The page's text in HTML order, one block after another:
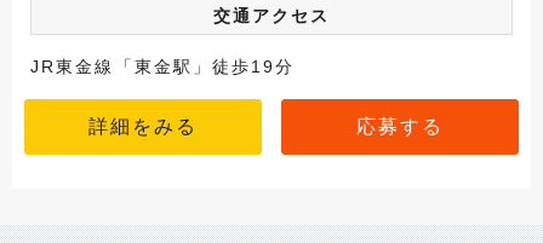
交通アクセス
JR東金線「東金駅」徒歩19分
詳細をみる 応募する